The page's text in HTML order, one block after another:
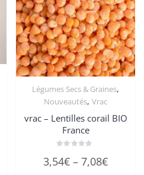
Légumes Secs & Graines,
Nouveautés,Vrac
vrac – Lentilles corail BIO
France
0
3,54€ –7,08€